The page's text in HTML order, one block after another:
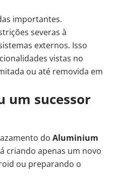
importantes.
severas à
externos. Isso
vistas no
ou até removida em
um sucessor
do Aluminium
criando apenas um novo
ou preparando o